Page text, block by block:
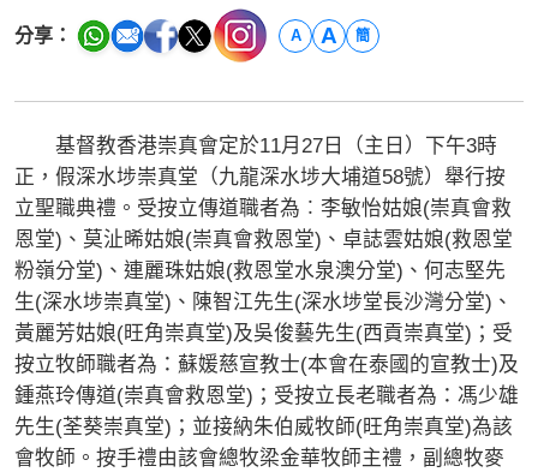
分享： A A 簡
基督教香港崇真會定於11月27日（主日）下午3時
正，假深水埗崇真堂（九龍深水埗大埔道58號）舉行按
立聖職典禮。受按立傳道職者為︰李敏怡姑娘(崇真會救
恩堂)、莫沚晞姑娘(崇真會救恩堂)、卓誌雲姑娘(救恩堂
粉嶺分堂)、連麗珠姑娘(救恩堂水泉澳分堂)、何志堅先
生(深水埗崇真堂)、陳智江先生(深水埗堂長沙灣分堂)、
黃麗芳姑娘(旺角崇真堂)及吳俊藝先生(西貢崇真堂)；受
按立牧師職者為：蘇媛慈宣教士(本會在泰國的宣教士)及
鍾燕玲傳道(崇真會救恩堂)；受按立長老職者為：馮少雄
先生(荃葵崇真堂)；並接納朱伯威牧師(旺角崇真堂)為該
會牧師。按手禮由該會總牧梁金華牧師主禮，副總牧麥